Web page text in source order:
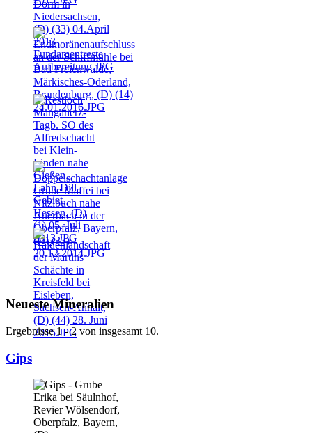
Neueste Mineralien
Ergebnisse 1 - 2 von insgesamt 10.
Gips